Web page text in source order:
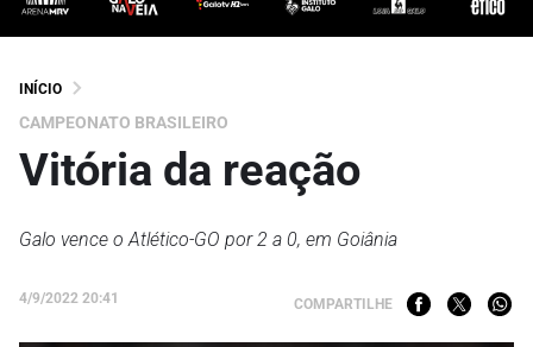
INÍCIO
CAMPEONATO BRASILEIRO
Vitória da reação
Galo vence o Atlético-GO por 2 a 0, em Goiânia
4/9/2022 20:41 COMPARTILHE